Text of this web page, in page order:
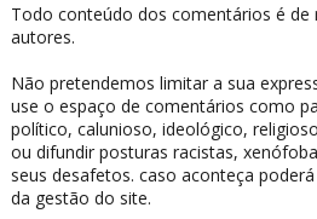
Todo conteúdo dos comentários é de
autores.
Não pretendemos limitar a sua
use o espaço de comentários como
político, calunioso, ideológico,
ou difundir posturas racistas,
seus desafetos. caso aconteça
da gestão do site.